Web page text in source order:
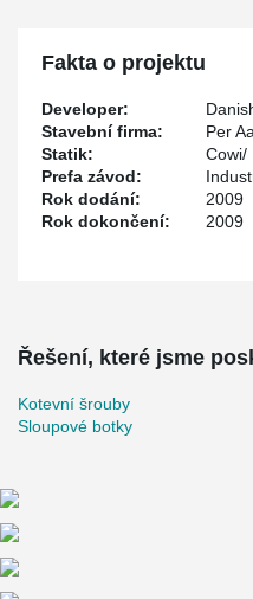
Fakta o projektu
Developer:
Stavební firma:
Per
Statik:
Cowi/
Prefa závod:
Rok dodání:
2009
Rok dokončení:
2009
Řešení, které jsme
Kotevní šrouby
Sloupové botky